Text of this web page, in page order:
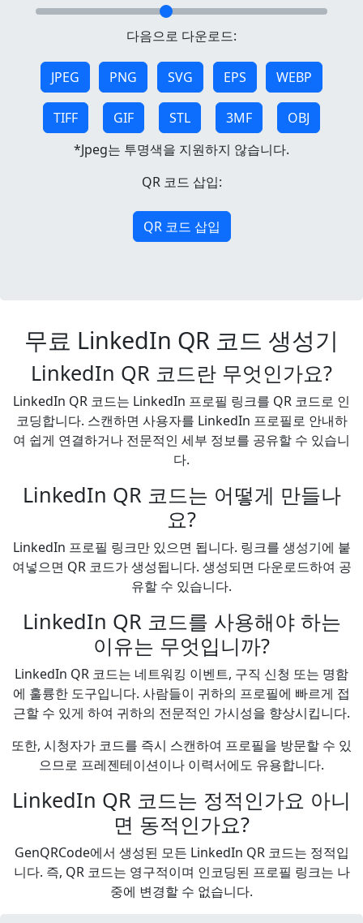
다음으로 다운로드:
JPEG PNG SVG EPS WEBP
TIFF GIF STL 3MF
OBJ
*Jpeg는 투명색을 지원하지 않습니다.
QR 코드 삽입:
QR 코드 삽입
무료 LinkedIn QR 코드 생성기
LinkedIn QR 코드란 무엇인가요?
LinkedIn QR 코드는 LinkedIn 프로필 링크를 QR 코드로 인
코딩합니다. 스캔하면 사용자를 LinkedIn 프로필로 안내하
여 쉽게 연결하거나 전문적인 세부 정보를 공유할 수 있습니
다.
LinkedIn QR 코드는 어떻게 만들나
요?
LinkedIn 프로필 링크만 있으면 됩니다. 링크를 생성기에 붙
여넣으면 QR 코드가 생성됩니다. 생성되면 다운로드하여 공
유할 수 있습니다.
LinkedIn QR 코드를 사용해야 하는
이유는 무엇입니까?
LinkedIn QR 코드는 네트워킹 이벤트, 구직 신청 또는 명함
에 훌륭한 도구입니다. 사람들이 귀하의 프로필에 빠르게 접
근할 수 있게 하여 귀하의 전문적인 가시성을 향상시킵니다.
또한, 시청자가 코드를 즉시 스캔하여 프로필을 방문할 수 있
으므로 프레젠테이션이나 이력서에도 유용합니다.
LinkedIn QR 코드는 정적인가요 아니
면 동적인가요?
GenQRCode에서 생성된 모든 LinkedIn QR 코드는 정적입
니다. 즉, QR 코드는 영구적이며 인코딩된 프로필 링크는 나
중에 변경할 수 없습니다.